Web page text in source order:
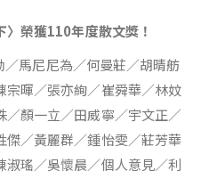
〉榮獲110年度散文獎！
馬尼尼為／何曼莊／胡晴舫
宗暉／張亦絢／崔舜華／林妏
顏一立／田威寧／宇文正／
傑／黃麗群／鍾怡雯／莊芳華
淑瑤／吳懷晨／個人意見／利